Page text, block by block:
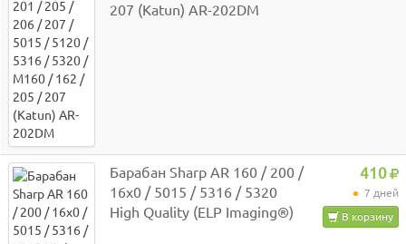
207 (Katun) AR-202DM
Барабан Sharp AR 160 / 200 /
16x0 / 5015 / 5316 / 5320
High Quality (ELP Imaging®)
410
7 дней
В корзину